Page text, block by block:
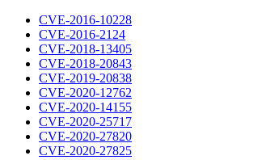
CVE-2016-10228
CVE-2016-2124
CVE-2018-13405
CVE-2018-20843
CVE-2019-20838
CVE-2020-12762
CVE-2020-14155
CVE-2020-25717
CVE-2020-27820
CVE-2020-27825